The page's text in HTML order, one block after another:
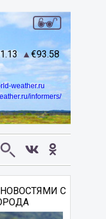
93.58
weather.ru
informers/
С